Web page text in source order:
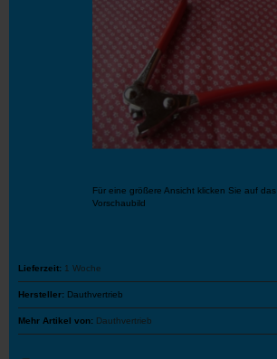
Für eine größere Ansicht klicken Sie auf das
Vorschaubild
Lieferzeit: 1 Woche
Hersteller: Dauthvertrieb
Mehr Artikel von: Dauthvertrieb